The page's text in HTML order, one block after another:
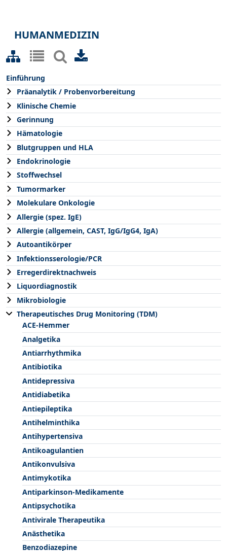
HUMANMEDIZIN
Einführung
Präanalytik / Probenvorbereitung
Klinische Chemie
Gerinnung
Hämatologie
Blutgruppen und HLA
Endokrinologie
Stoffwechsel
Tumormarker
Molekulare Onkologie
Allergie (spez. IgE)
Allergie (allgemein, CAST, IgG/IgG4, IgA)
Autoantikörper
Infektionsserologie/PCR
Erregerdirektnachweis
Liquordiagnostik
Mikrobiologie
Therapeutisches Drug Monitoring (TDM)
ACE-Hemmer
Analgetika
Antiarrhythmika
Antibiotika
Antidepressiva
Antidiabetika
Antiepileptika
Antihelminthika
Antihypertensiva
Antikoagulantien
Antikonvulsiva
Antimykotika
Antiparkinson-Medikamente
Antipsychotika
Antivirale Therapeutika
Anästhetika
Benzodiazepine